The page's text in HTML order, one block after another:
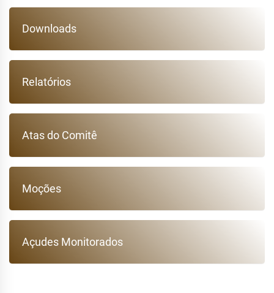
Downloads
Relatórios
Atas do Comitê
Moções
Açudes Monitorados